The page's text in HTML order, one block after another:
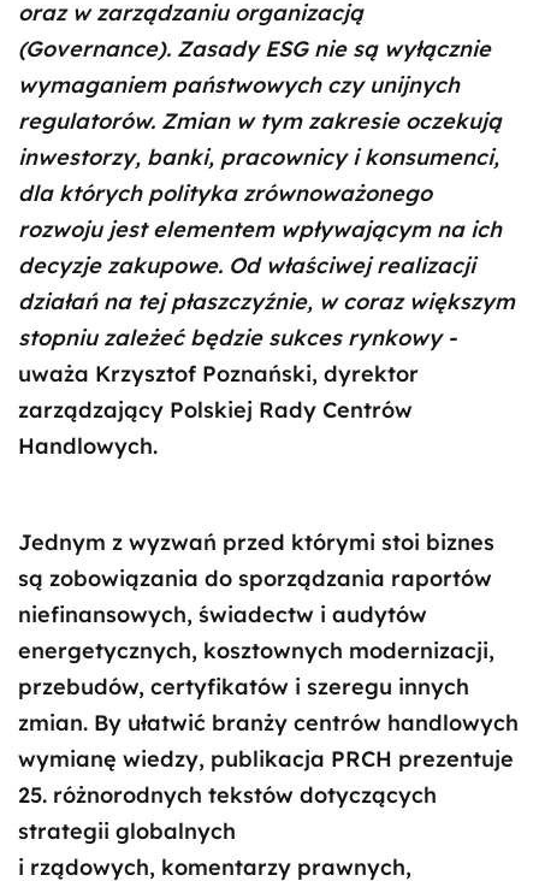
oraz w zarządzaniu organizacją
(Governance). Zasady ESG nie są wyłącznie
wymaganiem państwowych czy unijnych
regulatorów. Zmian w tym zakresie oczekują
inwestorzy, banki, pracownicy i konsumenci,
dla których polityka zrównoważonego
rozwoju jest elementem wpływającym na ich
decyzje zakupowe. Od właściwej realizacji
działań na tej płaszczyźnie, w coraz większym
stopniu zależeć będzie sukces rynkowy -
uważa Krzysztof Poznański, dyrektor
zarządzający Polskiej Rady Centrów
Handlowych.
Jednym z wyzwań przed którymi stoi biznes
są zobowiązania do sporządzania raportów
niefinansowych, świadectw i audytów
energetycznych, kosztownych modernizacji,
przebudów, certyfikatów i szeregu innych
zmian. By ułatwić branży centrów handlowych
wymianę wiedzy, publikacja PRCH prezentuje
25. różnorodnych tekstów dotyczących
strategii globalnych
i rządowych, komentarzy prawnych,